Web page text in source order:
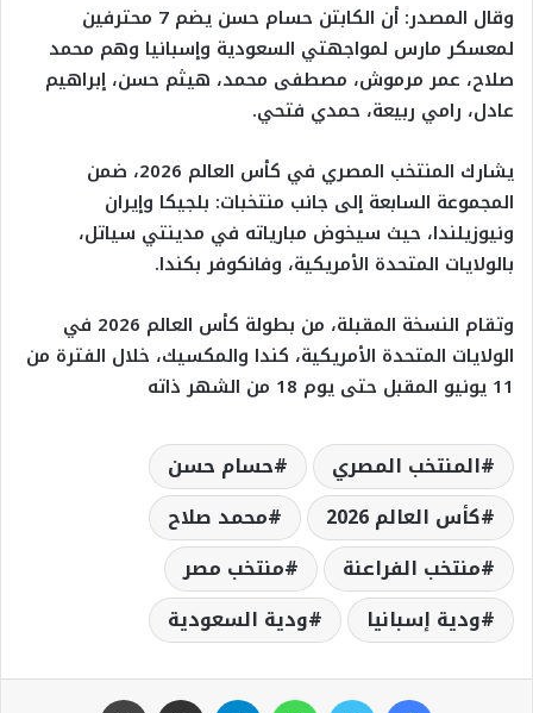
وقال المصدر: أن الكابتن حسام حسن يضم 7 محترفين
لمعسكر مارس لمواجهتي السعودية وإسبانيا وهم محمد
صلاح، عمر مرموش، مصطفى محمد، هيثم حسن، إبراهيم
عادل، رامي ربيعة، حمدي فتحي.
يشارك المنتخب المصري في كأس العالم 2026، ضمن
المجموعة السابعة إلى جانب منتخبات: بلجيكا وإيران
ونيوزيلندا، حيث سيخوض مبارياته في مدينتي سياتل،
بالولايات المتحدة الأمريكية، وفانكوفر بكندا.
وتقام النسخة المقبلة، من بطولة كأس العالم 2026 في
الولايات المتحدة الأمريكية، كندا والمكسيك، خلال الفترة من
11 يونيو المقبل حتى يوم 18 من الشهر ذاته
المنتخب المصري
حسام حسن
كأس العالم 2026
محمد صلاح
منتخب الفراعنة
منتخب مصر
ودية إسبانيا
ودية السعودية